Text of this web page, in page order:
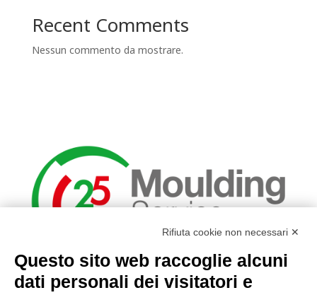
Recent Comments
Nessun commento da mostrare.
INFO
Rifiuta cookie non necessari ✕
Questo sito web raccoglie alcuni
dati personali dei visitatori e